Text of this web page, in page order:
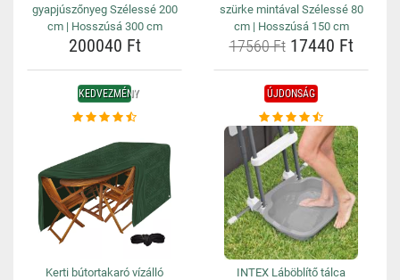
gyapjúszőnyeg Szélessé 200
cm | Hosszúsá 300 cm
200040 Ft
szürke mintával Szélessé 80
cm | Hosszúsá 150 cm
17560 Ft17440 Ft
KEDVEZMÉNY
Kerti bútortakaró vízálló
ÚJDONSÁG
INTEX Láböblítő tálca